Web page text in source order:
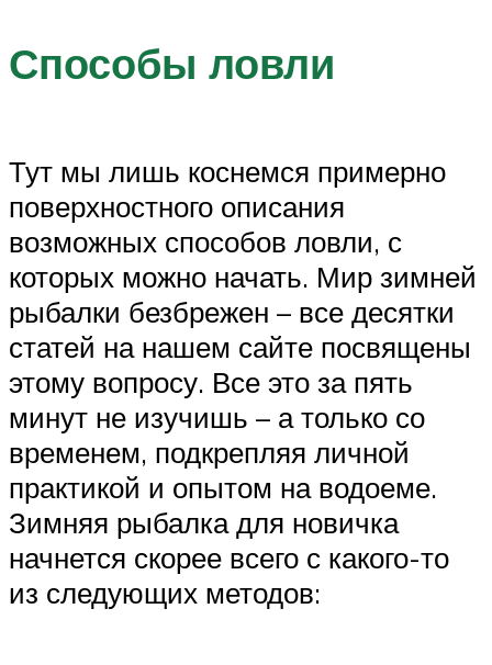
Способы ловли
Тут мы лишь коснемся примерно
поверхностного описания
возможных способов ловли, с
которых можно начать. Мир зимней
рыбалки безбрежен – все десятки
статей на нашем сайте посвящены
этому вопросу. Все это за пять
минут не изучишь – а только со
временем, подкрепляя личной
практикой и опытом на водоеме.
Зимняя рыбалка для новичка
начнется скорее всего с какого-то
из следующих методов: